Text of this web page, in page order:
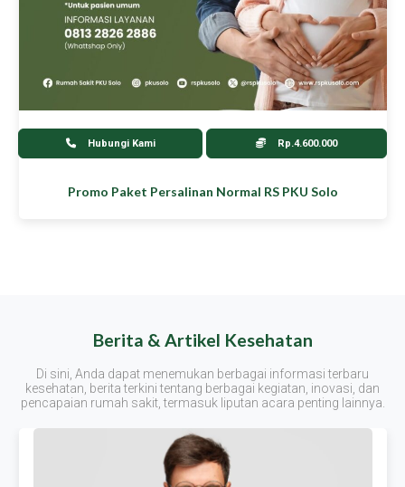
Hubungi Kami Rp.4.600.000
Promo Paket Persalinan Normal RS PKU Solo
Berita & Artikel Kesehatan
Di sini, Anda dapat menemukan berbagai informasi terbaru
kesehatan, berita terkini tentang berbagai kegiatan, inovasi, dan
pencapaian rumah sakit, termasuk liputan acara penting lainnya.